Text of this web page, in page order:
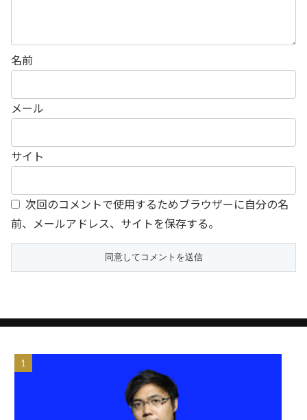
名前
メール
サイト
次回のコメントで使用するためブラウザーに自分の名
前、メールアドレス、サイトを保存する。